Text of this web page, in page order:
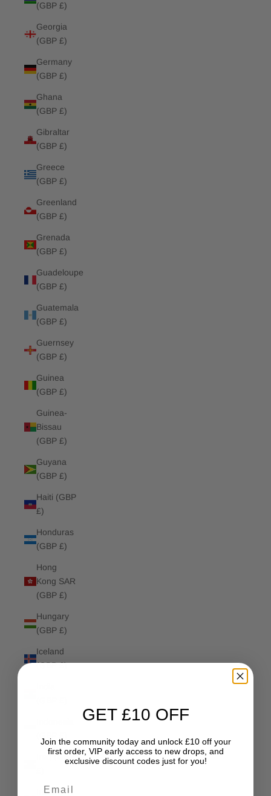
(GBP £)
Georgia
(GBP £)
Germany
(GBP £)
Ghana
(GBP £)
Gibraltar
(GBP £)
Greece
(GBP £)
Greenland
(GBP £)
Grenada
(GBP £)
Guadeloupe
(GBP £)
Guatemala
(GBP £)
Guernsey
(GBP £)
Guinea
(GBP £)
Guinea-
Bissau
(GBP £)
Guyana
(GBP £)
Haiti (GBP
£)
Honduras
(GBP £)
Hong
Kong SAR
(GBP £)
Hungary
(GBP £)
Iceland
(GBP £)
Iraq (GBP
Ireland
GET £10 OFF
Join the community today and unlock £10 off your
first order, VIP early access to new drops, and
exclusive discount codes just for you!